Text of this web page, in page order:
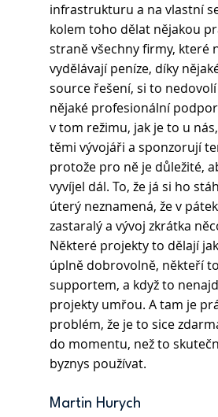
infrastrukturu a na vlastní
kolem toho dělat nějakou
straně všechny firmy, které
vydělávají peníze, díky
source řešení, si to
nějaké profesionální
v tom režimu, jak je to u
těmi vývojáři a sponzorují
protože pro ně je důležité,
vyvíjel dál. To, že já si ho
úterý neznamená, že v
zastaralý a vývoj zkrátka
Některé projekty to dělají
úplně dobrovolně, někteří
supportem, a když to
projekty umřou. A tam je
problém, že je to sice
do momentu, než to
byznys používat.
Martin Hurych